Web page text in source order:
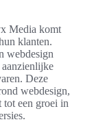
Media komt
klanten.
webdesign
aanzienlijke
Deze
webdesign,
tot een groei in